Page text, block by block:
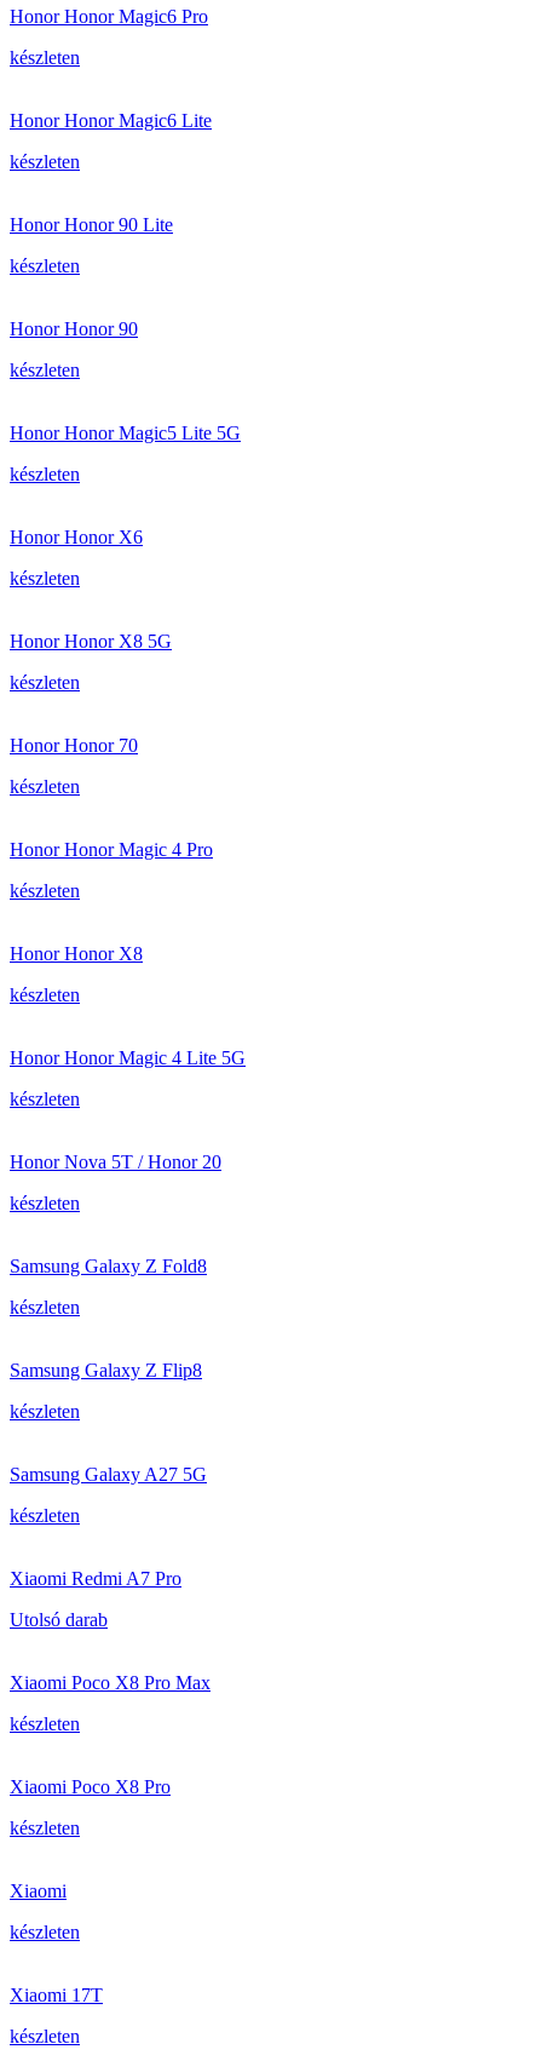
Honor Honor Magic6 Pro
készleten
Honor Honor Magic6 Lite
készleten
Honor Honor 90 Lite
készleten
Honor Honor 90
készleten
Honor Honor Magic5 Lite 5G
készleten
Honor Honor X6
készleten
Honor Honor X8 5G
készleten
Honor Honor 70
készleten
Honor Honor Magic 4 Pro
készleten
Honor Honor X8
készleten
Honor Honor Magic 4 Lite 5G
készleten
Honor Nova 5T / Honor 20
készleten
Samsung Galaxy Z Fold8
készleten
Samsung Galaxy Z Flip8
készleten
Samsung Galaxy A27 5G
készleten
Xiaomi Redmi A7 Pro
Utolsó darab
Xiaomi Poco X8 Pro Max
készleten
Xiaomi Poco X8 Pro
készleten
Xiaomi
készleten
Xiaomi 17T
készleten